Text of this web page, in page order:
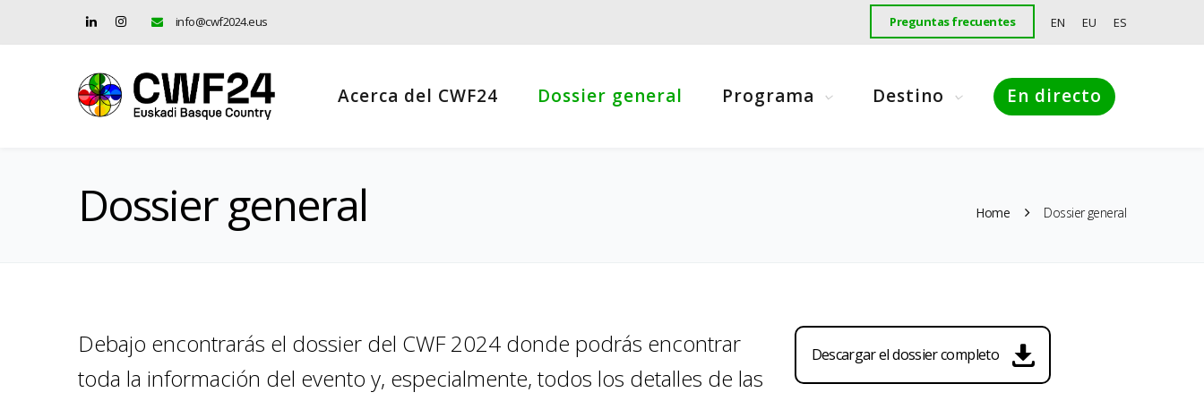
info@cwf2024.eus Preguntas frecuentes EN EU ES
Acerca del CWF24 Dossier general Programa Destino En directo
Dossier general Home Dossier general
Debajo encontrarás el dossier del CWF 2024 donde podrás encontrar
toda la información del evento y, especialmente, todos los detalles de las
Descargar el dossier completo